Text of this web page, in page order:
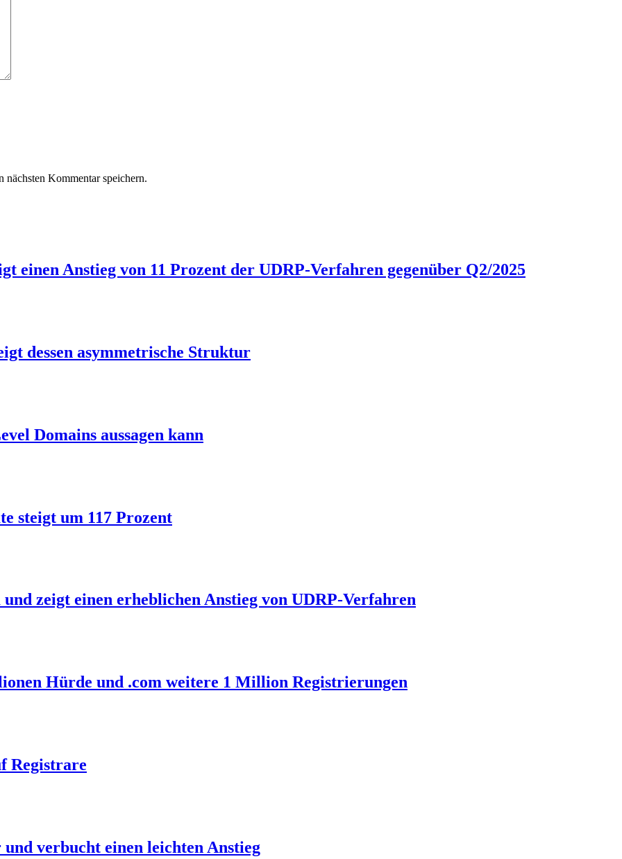
Kommentar speichern.
einen Anstieg von 11 Prozent der UDRP-Verfahren gegenüber Q2/2025
dessen asymmetrische Struktur
Domains aussagen kann
steigt um 117 Prozent
zeigt einen erheblichen Anstieg von UDRP-Verfahren
Hürde und .com weitere 1 Million Registrierungen
Registrare
verbucht einen leichten Anstieg